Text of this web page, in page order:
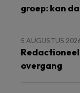
groep: kan
5 AUGUSTUS
overgang